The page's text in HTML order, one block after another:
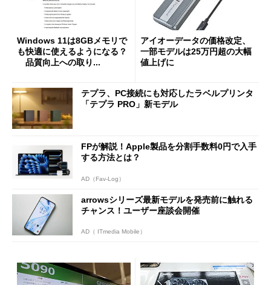
Windows 11は8GBメモリで
も快適に使えるようになる？
品質向上への取り...
アイオーデータの価格改定、
一部モデルは25万円超の大幅
値上げに
テプラ、PC接続にも対応したラベルプリンタ
「テプラ PRO」新モデル
FPが解説！Apple製品を分割手数料0円で入手
する方法とは？
AD（Fav-Log）
arrowsシリーズ最新モデルを発売前に触れる
チャンス！ユーザー座談会開催
AD（ ITmedia Mobile）